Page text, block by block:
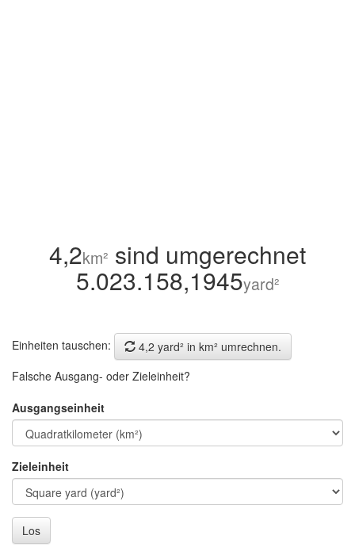
4,2km² sind umgerechnet
5.023.158,1945yard²
Einheiten tauschen:
4,2 yard² in km² umrechnen.
Falsche Ausgang- oder Zieleinheit?
Ausgangseinheit
Zieleinheit
Los